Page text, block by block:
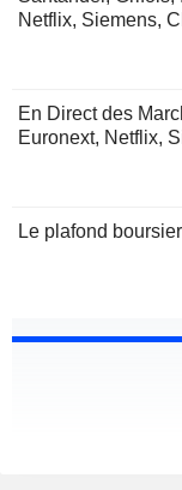
Netflix, Siemens,
En Direct des
Euronext, Netflix,
Le plafond